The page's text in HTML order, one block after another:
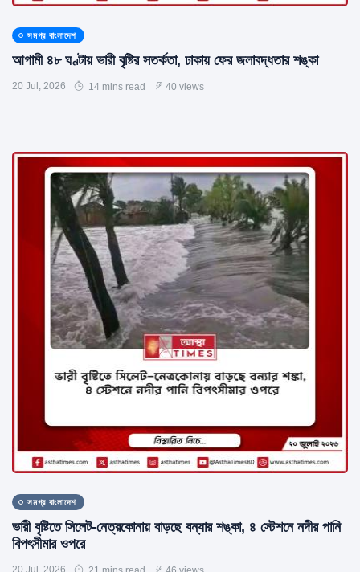
সমগ্র বাংলাদেশ
আগামী ৪৮ ঘণ্টায় ভারী বৃষ্টির সতর্কতা, ঢাকায় ফের জলাবদ্ধতার শঙ্কা
20 Jul, 2026 14 mins read 40 views
সমগ্র বাংলাদেশ
ভারী বৃষ্টিতে সিলেট-নেত্রকোনায় বাড়ছে বন্যার শঙ্কা, ৪ স্টেশনে নদীর পানি
বিপৎসীমার ওপরে
20 Jul, 2026